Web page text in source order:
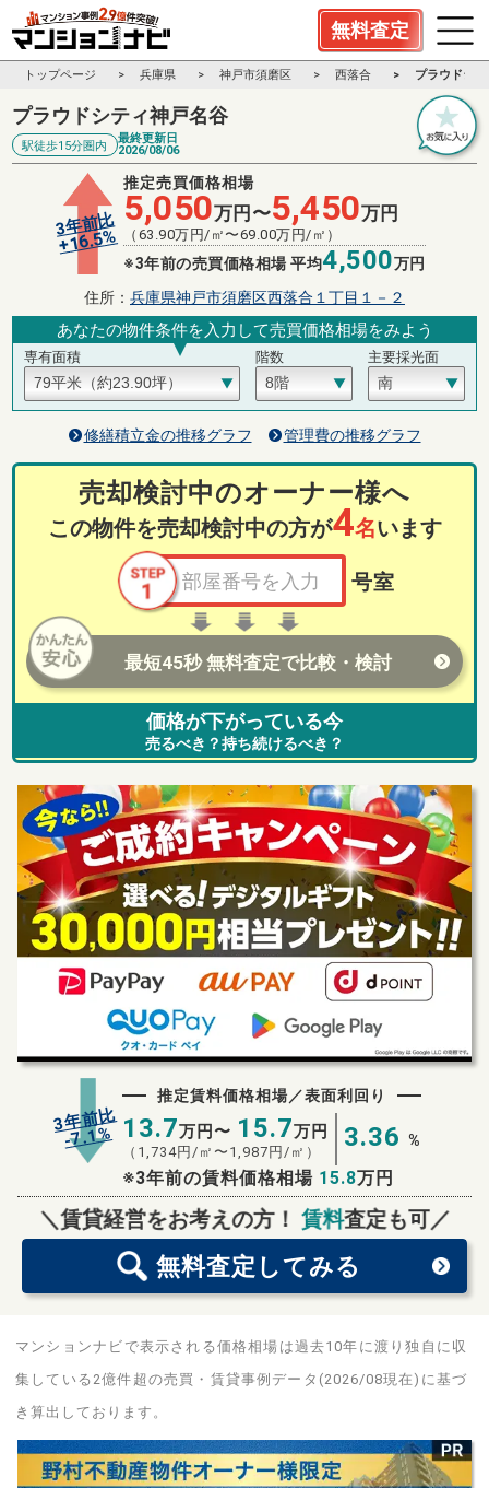
無料査定
トップページ 兵庫県 神戸市須磨区 西落合 プラウドシ
プラウドシティ神戸名谷
駅徒歩15分圏内
最終更新日
2026/08/06
3年前比
+16.5%
推定売買価格相場
5,050万円〜5,450万円
（ 63.90万円/㎡〜69.00万円/㎡）
※3年前の売買価格相場 平均4,500万円
住所： 兵庫県神戸市須磨区西落合１丁目１－２
あなたの物件条件を入力して売買価格相場をみよう
専有面積 階数 主要採光面
修繕積立金の推移グラフ 管理費の推移グラフ
売却検討中のオーナー様へ
この物件を売却検討中の方が4名います
号室
最短45秒 無料査定で比較・検討
価格が下がっている今
売るべき？持ち続けるべき？
3年前比
-7.1%
推定賃料価格相場／表面利回り
13.7万円〜 15.7万円
（ 1,734円/㎡〜 1,987 円/㎡） 3.36 %
※3年前の賃料価格相場 15.8万円
＼賃貸経営をお考えの方！賃料査定も可／
無料査定 してみる
無料査定スタート！
マンションナビで表示される価格相場は過去10年に渡り独自に収
集している2億件超の売買・賃貸事例データ(2026/08現在)に基づ
き算出しております。